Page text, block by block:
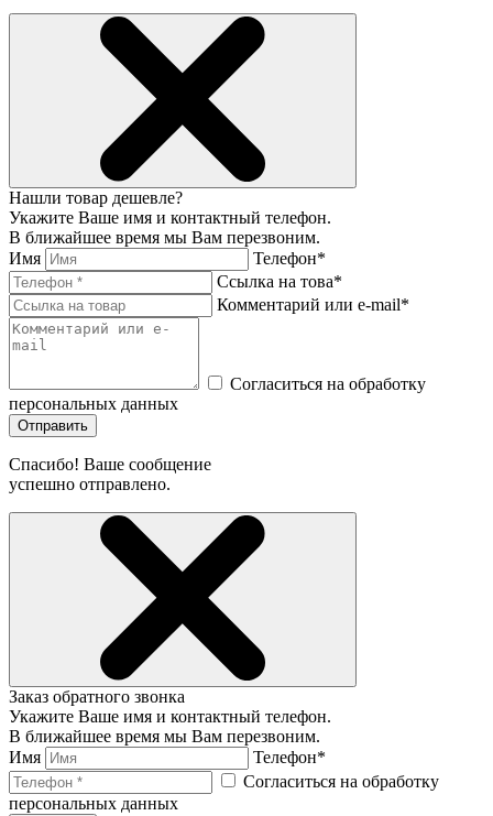
Нашли товар дешевле?
Укажите Ваше имя и контактный телефон.
В ближайшее время мы Вам перезвоним.
Имя
Телефон*
Ссылка на това*
Комментарий или e-mail*
Согласиться на обработку
персональных данных
Отправить
Спасибо! Ваше сообщение
успешно отправлено.
Заказ обратного звонка
Укажите Ваше имя и контактный телефон.
В ближайшее время мы Вам перезвоним.
Имя
Телефон*
Согласиться на обработку
персональных данных